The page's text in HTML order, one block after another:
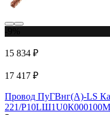
15 834 ₽
17 417 ₽
Провод ПуГВнг(А)-LS
221/Р10LШ1U0К000100М